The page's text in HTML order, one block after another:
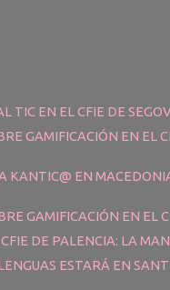
TIC EN EL CFIE DE
GAMIFICACIÓN EN EL
KANTIC@ EN
GAMIFICACIÓN EN EL
DE PALENCIA: LA
ESTARÁ EN